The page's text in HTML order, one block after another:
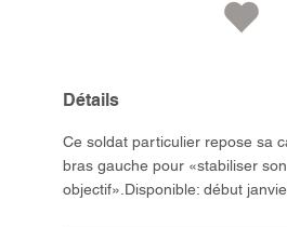
Détails
Ce soldat particulier repose sa
bras gauche pour «stabiliser son
objectif».Disponible: début